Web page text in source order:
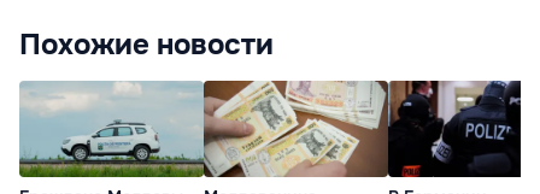
Похожие новости